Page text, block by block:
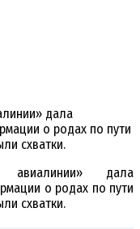
дала
о родах по пути
схватки.
авиалинии» дала
о родах по пути
схватки.